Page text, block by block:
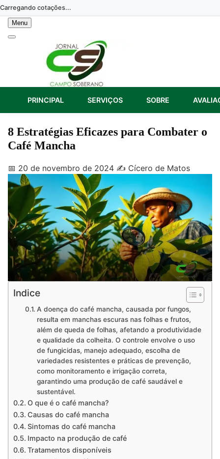
Skip
to
content
Carregando cotações...
Menu
PRINCIPAL SERVIÇOS SOBRE
8 Estratégias Eficazes para Combater o
Café Mancha
📅 20 de novembro de 2024 ✍️ Cícero de Matos
Indice
A doença do café mancha, causada por fungos,
resulta em manchas escuras nas folhas e frutos,
além de queda de folhas, afetando a produtividade
e qualidade da colheita. O controle envolve o uso
de fungicidas, manejo adequado, escolha de
variedades resistentes e práticas de prevenção,
como monitoramento e irrigação correta,
garantindo uma produção de café saudável e
sustentável.
O que é o café mancha?
Causas do café mancha
Sintomas do café mancha
Impacto na produção de café
Tratamentos disponíveis